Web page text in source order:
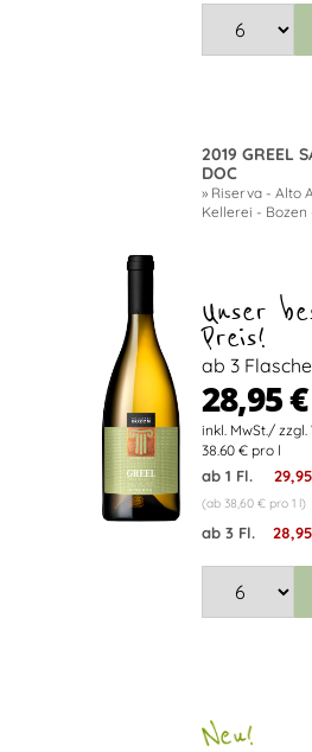
2019 GREEL
DOC
» Riserva - Alto
Kellerei - Bozen
Unser
Preis!
ab 3
28,95 €
38.60 € pro l
ab 1 Fl.
(ab 38,60 € pro 1 l)
ab 3 Fl.